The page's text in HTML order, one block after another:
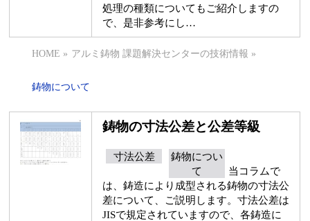
処理の種類についてもご紹介しますの
で、是非参考にし…
HOME » アルミ鋳物 課題解決センターの技術情報 »
鋳物について
鋳物の寸法公差と公差等級
寸法公差
鋳物につい
て
当コラムで
は、鋳造により成型される鋳物の寸法公
差について、ご説明します。寸法公差は
JISで規定されていますので、各鋳造に